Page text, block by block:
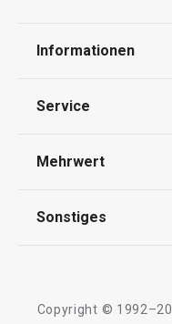
Informationen
Impressum
Service
Kontaktformular
Mehrwert
Qualität
Sonstiges
Copyright ©